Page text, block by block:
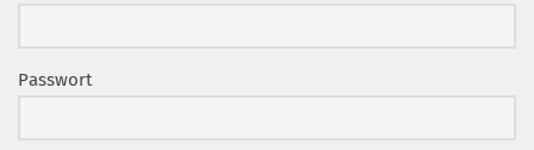
Mentoring
Partnerschaften
Passwort